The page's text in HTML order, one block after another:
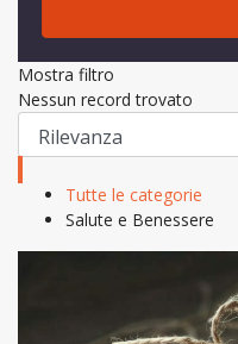
Mostra filtro
Nessun record trovato
Tutte le categorie
Salute e Benessere